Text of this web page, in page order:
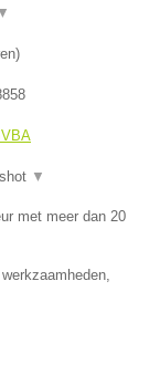
▼
)
▼
met meer dan 20